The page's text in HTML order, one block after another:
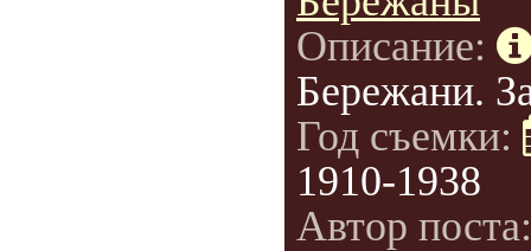
Описание:
Бережани.
Год съемки:
1910-1938
Автор